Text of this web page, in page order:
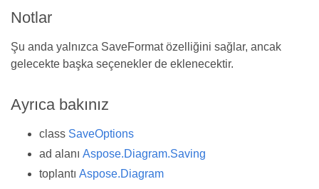
Notlar
Şu anda yalnızca SaveFormat özelliğini sağlar, ancak
gelecekte başka seçenekler de eklenecektir.
Ayrıca bakınız
class SaveOptions
ad alanı Aspose.Diagram.Saving
toplantı Aspose.Diagram